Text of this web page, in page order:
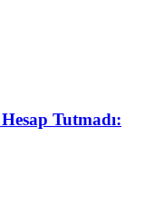
Tutmadı: